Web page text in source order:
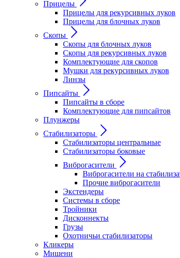
Прицелы
Прицелы для рекурсивных луков
Прицелы для блочных луков
Скопы
Скопы для блочных луков
Скопы для рекурсивных луков
Комплектующие для скопов
Мушки для рекурсивных луков
Линзы
Пипсайты
Пипсайты в сборе
Комплектующие для пипсайтов
Плунжеры
Стабилизаторы
Стабилизаторы центральные
Стабилизаторы боковые
Виброгасители
Виброгасители на
Прочие виброгасители
Экстендеры
Системы в сборе
Тройники
Дисконнекты
Грузы
Охотничьи стабилизаторы
Кликеры
Мишени